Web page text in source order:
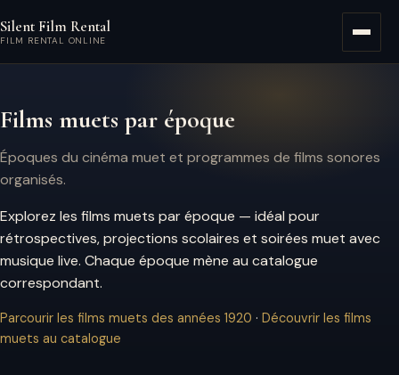
Silent Film Rental
FILM RENTAL ONLINE
Films muets par époque
Époques du cinéma muet et programmes de films sonores
organisés.
Explorez les films muets par époque — idéal pour
rétrospectives, projections scolaires et soirées muet avec
musique live. Chaque époque mène au catalogue
correspondant.
Parcourir les films muets des années 1920 · Découvrir les films
muets au catalogue